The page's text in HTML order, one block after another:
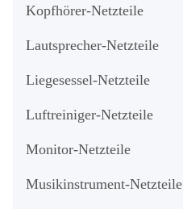
Kopfhörer-Netzteile
Lautsprecher-Netzteile
Liegesessel-Netzteile
Luftreiniger-Netzteile
Monitor-Netzteile
Musikinstrument-Netzteile